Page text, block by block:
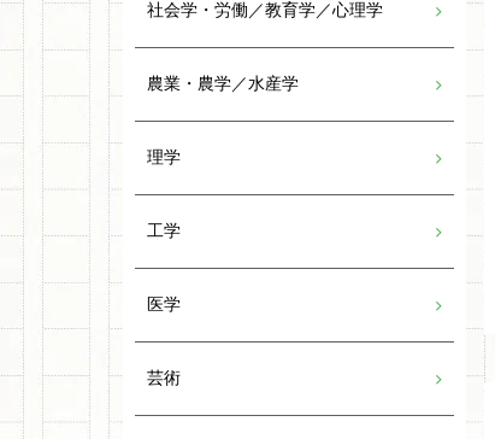
社会学・労働／教育学／心理学
農業・農学／水産学
理学
工学
医学
芸術